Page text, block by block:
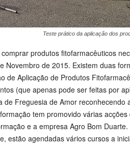
Teste prático da aplicação dos
produtos fitofarmacêuticos
Novembro de 2015. Existem duas
de Aplicação de Produtos
(que apenas pode ser feitas por
de Freguesia de Amor reconhecendo
tem promovido várias acções
e a empresa Agro Bom Duarte.
estão agendadas vários cursos a